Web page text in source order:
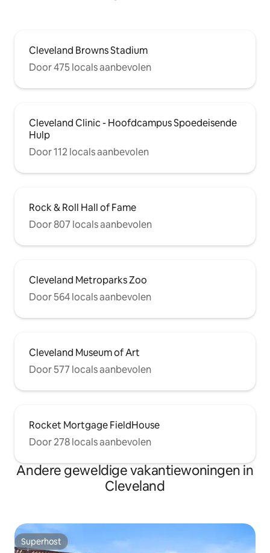
Cleveland Browns Stadium
Door 475 locals aanbevolen
Cleveland Clinic - Hoofdcampus Spoedeisende
Hulp
Door 112 locals aanbevolen
Rock & Roll Hall of Fame
Door 807 locals aanbevolen
Cleveland Metroparks Zoo
Door 564 locals aanbevolen
Cleveland Museum of Art
Door 577 locals aanbevolen
Rocket Mortgage FieldHouse
Door 278 locals aanbevolen
Andere geweldige vakantiewoningen in
Cleveland
Superhost
Superhost